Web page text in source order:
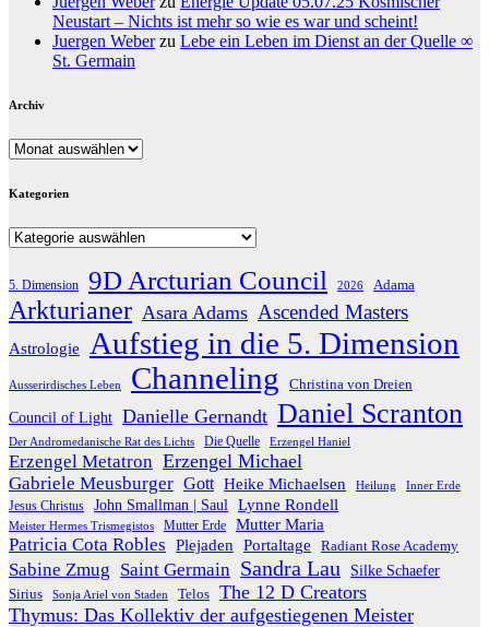
Neustart – Nichts ist mehr so wie es war und scheint!
Juergen Weberzu Lebe ein Leben im Dienst an der Quelle ∞
St. Germain
Archiv
Archiv
Kategorien
Kategorien
5. Dimension 9D Arcturian Council 2026 Adama
Arkturianer Asara Adams Ascended Masters
Astrologie Aufstieg in die 5. Dimension
Ausserirdisches Leben Channeling Christina von Dreien
Council of Light Danielle Gernandt Daniel Scranton
Der Andromedanische Rat des Lichts Die Quelle Erzengel Haniel
Erzengel Metatron Erzengel Michael
Gabriele Meusburger Gott Heike Michaelsen Heilung Inner Erde
Jesus Christus John Smallman | Saul Lynne Rondell
Meister Hermes Trismegistos Mutter Erde Mutter Maria
Patricia Cota Robles Plejaden Portaltage Radiant Rose Academy
Sabine Zmug Saint Germain Sandra Lau Silke Schaefer
Sirius Sonja Ariel von Staden Telos The 12 D Creators
Thymus: Das Kollektiv der aufgestiegenen Meister